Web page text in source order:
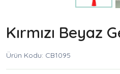
Kırmızı Beyaz
Ürün Kodu: CB1095